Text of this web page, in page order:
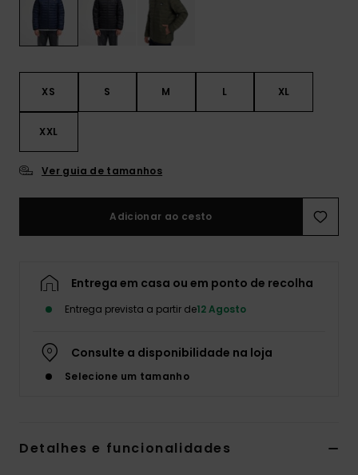
XS S M L XL
XXL
Ver guia de tamanhos
Adicionar ao cesto
Entrega em casa ou em ponto de recolha
Entrega prevista a partir de12 Agosto
Consulte a disponibilidade na loja
Selecione um tamanho
Detalhes e funcionalidades